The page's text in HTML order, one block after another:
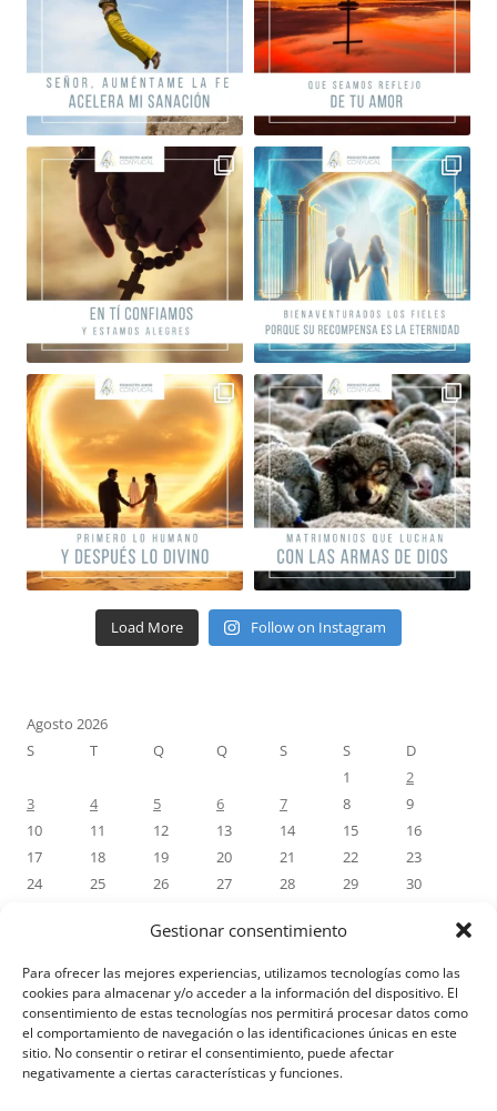
Gestionar consentimiento
Para ofrecer las mejores experiencias, utilizamos tecnologías como las
cookies para almacenar y/o acceder a la información del dispositivo. El
consentimiento de estas tecnologías nos permitirá procesar datos como
el comportamiento de navegación o las identificaciones únicas en este
sitio. No consentir o retirar el consentimiento, puede afectar
negativamente a ciertas características y funciones.
Load More Follow on Instagram
Agosto 2026
S
T Q Q S S
D
1
2
3
4 5 6 7 8
9
10
11 12 13 14 15
16
17
18 19 20 21 22
23
24
25 26 27 28 29
30
COMENTÁRIOS RECENTES